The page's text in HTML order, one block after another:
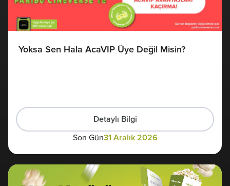
Yoksa Sen Hala AcaVIP Üye Değil Misin?
Detaylı Bilgi
Son Gün31 Aralık 2026